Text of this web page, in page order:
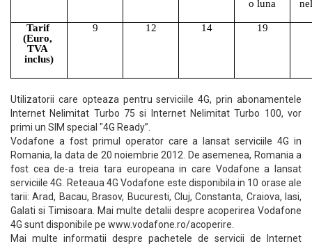
o luna
Tarif
(Euro,
TVA
inclus)
9 12 14 19
Utilizatorii care opteaza pentru serviciile 4G, prin abonamentele
Internet Nelimitat Turbo 75 si Internet Nelimitat Turbo 100, vor
primi un SIM special "4G Ready”.
Vodafone a fost primul operator care a lansat serviciile 4G in
Romania, la data de 20 noiembrie 2012. De asemenea, Romania a
fost cea de-a treia tara europeana in care Vodafone a lansat
serviciile 4G. Reteaua 4G Vodafone este disponibila in 10 orase ale
tarii: Arad, Bacau, Brasov, Bucuresti, Cluj, Constanta, Craiova, Iasi,
Galati si Timisoara. Mai multe detalii despre acoperirea Vodafone
4G sunt disponibile pe www.vodafone.ro/acoperire.
Mai multe informatii despre pachetele de servicii de Internet